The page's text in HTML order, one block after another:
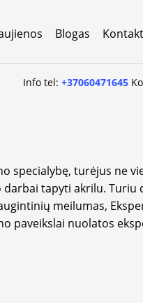
Blogas
Info tel:+37060471645
specialybę, turėjus ne
tapyti akrilu. Turiu
meilumas,
paveikslai nuolatos